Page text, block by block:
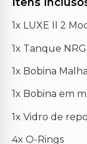
1x LUXE II 2
1x Tanque
1x Bobina
1x Bobina em
1x Vidro de
4x O-Rings